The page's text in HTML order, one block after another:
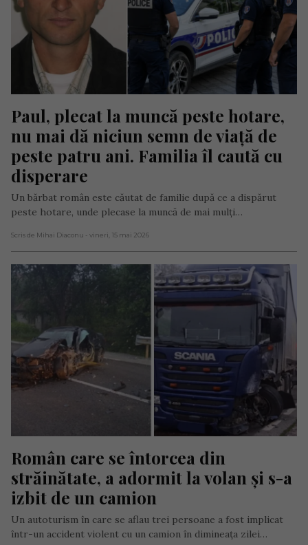
Paul, plecat la muncă peste hotare,
nu mai dă niciun semn de viață de
peste patru ani. Familia îl caută cu
disperare
Un bărbat român este căutat de familie după ce a dispărut
peste hotare, unde plecase la muncă de mai mulți…
Scris de Mihai Diaconu - vineri, 15 mai 2026
Român care se întorcea din
străinătate, a adormit la volan și s-a
izbit de un camion
Un autoturism în care se aflau trei persoane a fost implicat
într-un accident violent cu un camion în dimineața zilei…